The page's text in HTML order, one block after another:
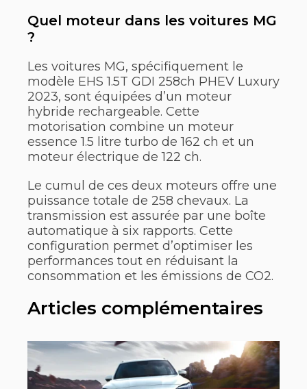
Quel moteur dans les voitures MG
?
Les voitures MG, spécifiquement le
modèle EHS 1.5T GDI 258ch PHEV Luxury
2023, sont équipées d’un moteur
hybride rechargeable. Cette
motorisation combine un moteur
essence 1.5 litre turbo de 162 ch et un
moteur électrique de 122 ch.
Le cumul de ces deux moteurs offre une
puissance totale de 258 chevaux. La
transmission est assurée par une boîte
automatique à six rapports. Cette
configuration permet d’optimiser les
performances tout en réduisant la
consommation et les émissions de CO2.
Articles complémentaires